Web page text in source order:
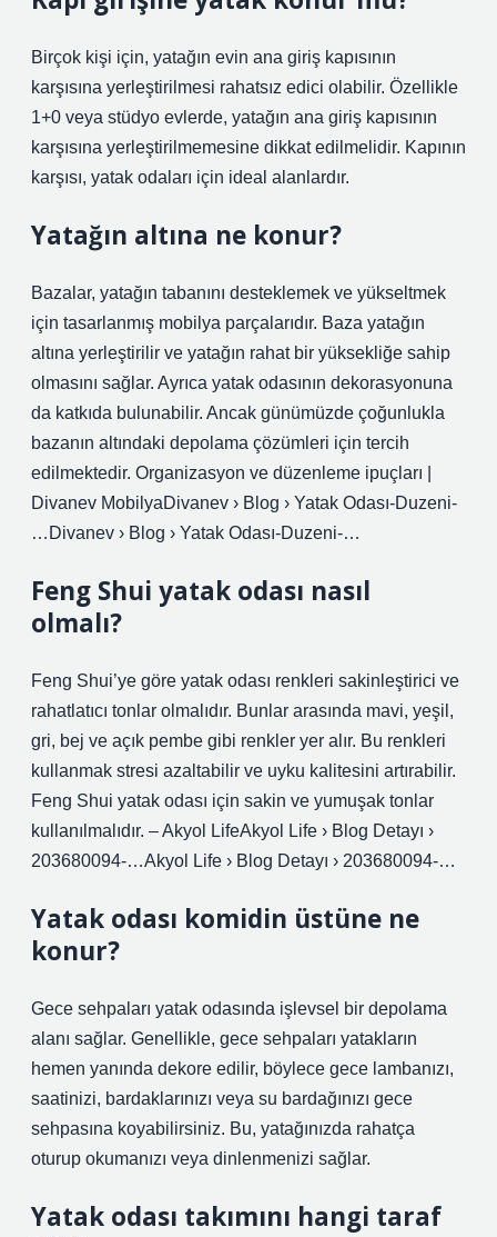
Birçok kişi için, yatağın evin ana giriş kapısının
karşısına yerleştirilmesi rahatsız edici olabilir. Özellikle
1+0 veya stüdyo evlerde, yatağın ana giriş kapısının
karşısına yerleştirilmemesine dikkat edilmelidir. Kapının
karşısı, yatak odaları için ideal alanlardır.
Yatağın altına ne konur?
Bazalar, yatağın tabanını desteklemek ve yükseltmek
için tasarlanmış mobilya parçalarıdır. Baza yatağın
altına yerleştirilir ve yatağın rahat bir yüksekliğe sahip
olmasını sağlar. Ayrıca yatak odasının dekorasyonuna
da katkıda bulunabilir. Ancak günümüzde çoğunlukla
bazanın altındaki depolama çözümleri için tercih
edilmektedir. Organizasyon ve düzenleme ipuçları |
Divanev MobilyaDivanev › Blog › Yatak Odası-Duzeni-
…Divanev › Blog › Yatak Odası-Duzeni-…
Feng Shui yatak odası nasıl
olmalı?
Feng Shui’ye göre yatak odası renkleri sakinleştirici ve
rahatlatıcı tonlar olmalıdır. Bunlar arasında mavi, yeşil,
gri, bej ve açık pembe gibi renkler yer alır. Bu renkleri
kullanmak stresi azaltabilir ve uyku kalitesini artırabilir.
Feng Shui yatak odası için sakin ve yumuşak tonlar
kullanılmalıdır. – Akyol LifeAkyol Life › Blog Detayı ›
203680094-…Akyol Life › Blog Detayı › 203680094-…
Yatak odası komidin üstüne ne
konur?
Gece sehpaları yatak odasında işlevsel bir depolama
alanı sağlar. Genellikle, gece sehpaları yatakların
hemen yanında dekore edilir, böylece gece lambanızı,
saatinizi, bardaklarınızı veya su bardağınızı gece
sehpasına koyabilirsiniz. Bu, yatağınızda rahatça
oturup okumanızı veya dinlenmenizi sağlar.
Yatak odası takımını hangi taraf